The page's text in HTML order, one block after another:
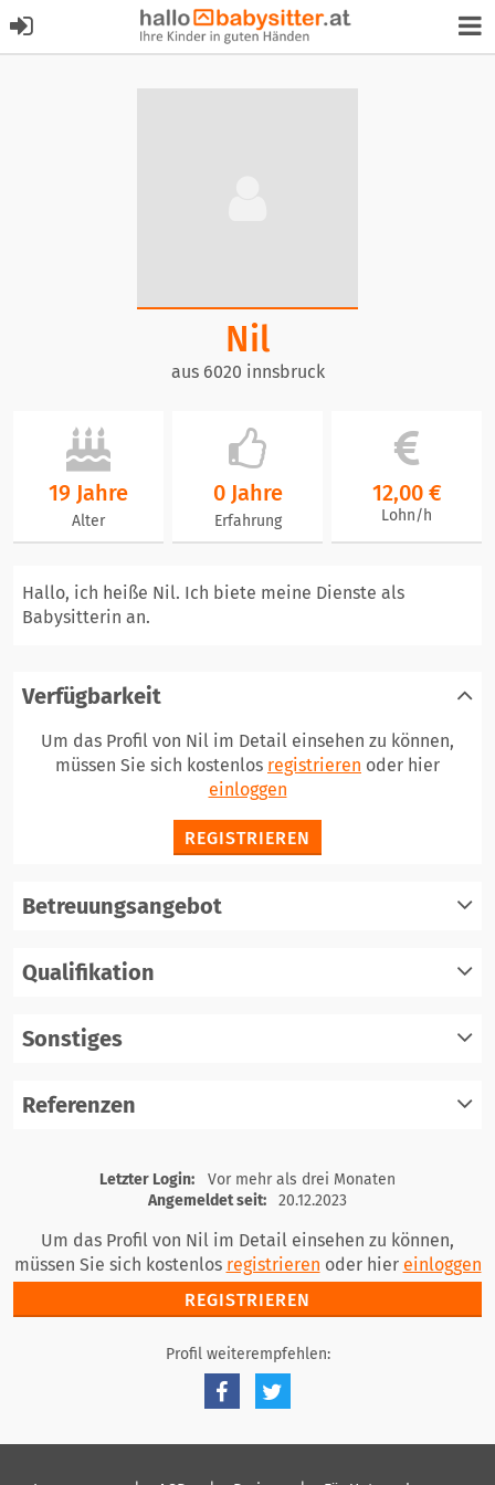
Nil
aus 6020 innsbruck
19 Jahre
Alter
0 Jahre
Erfahrung
12,00 €
Lohn/h
Hallo, ich heiße Nil. Ich biete meine Dienste als
Babysitterin an.
Verfügbarkeit
Um das Profil von Nil im Detail einsehen zu können,
müssen Sie sich kostenlos registrieren oder hier
einloggen
REGISTRIEREN
Betreuungsangebot
Qualifikation
Sonstiges
Referenzen
registrieren
einloggen
Letzter Login:
Vor mehr als drei Monaten
Angemeldet seit:
20.12.2023
Um das Profil von Nil im Detail einsehen zu können,
müssen Sie sich kostenlos registrieren oder hier einloggen
REGISTRIEREN
Profil weiterempfehlen: